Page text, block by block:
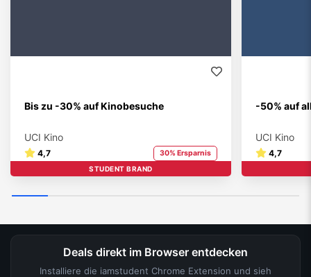
Bis zu -30% auf Kinobesuche
UCI Kino
4,7 30% Ersparnis
STUDENT BRAND
-50% auf
UCI Kino
4,7
Deals direkt im Browser entdecken
Installiere die iamstudent Chrome Extension und sieh